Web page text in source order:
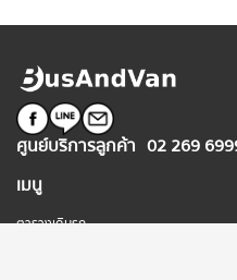
ศูนย์บริการลูกค้า 02 269
เมนู
ตารางเดินรถ